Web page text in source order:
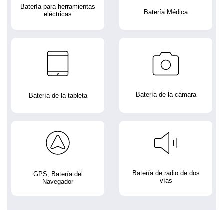
Batería para herramientas
eléctricas
Batería Médica
Batería de la tableta Batería de la cámara
GPS, Batería del
Navegador
Batería de radio de dos
vías